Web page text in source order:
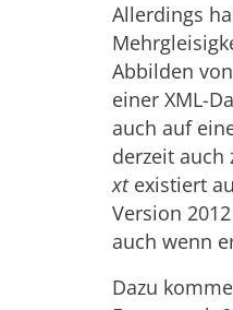
Allerdings
Abbilden
einer XML-
auch auf
derzeit
xtexistiert
Version
auch wenn
Dazu